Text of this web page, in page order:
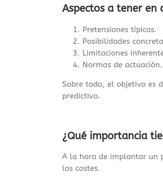
Aspectos a tener
Pretensiones típicas.
Posibilidades
Limitaciones
Normas de actuación.
Sobre todo, el objetivo es
predictivo.
¿Qué importancia
A la hora de implantar un
los costes.